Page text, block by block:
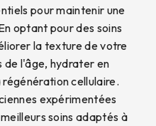
pour maintenir une
optant pour des soins
la texture de votre
de l'âge, hydrater en
cellulaire.
expérimentées
soins adaptés à